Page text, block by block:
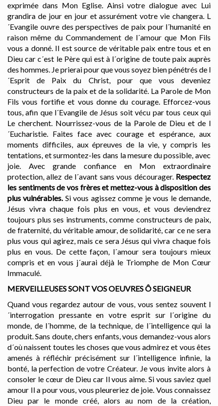
exprimée dans Mon Eglise. Ainsi votre dialogue avec Lui
grandira de jour en jour et assurément votre vie changera. L
´Evangile ouvre des perspectives de paix pour l´humanité en
raison même du Commandement de l´amour que Mon Fils
vous a donné. Il est source de véritable paix entre tous et en
Dieu car c´est le Père qui est à l´origine de toute paix auprès
des hommes. Je prierai pour que vous soyez bien pénétrés de l
´Esprit de Paix du Christ, pour que vous deveniez
constructeurs de la paix et de la solidarité. La Parole de Mon
Fils vous fortifie et vous donne du courage. Efforcez-vous
tous, afin que l´Evangile de Jésus soit vécu par tous ceux qui
Le cherchent. Nourrissez-vous de la Parole de Dieu et de l
´Eucharistie. Faites face avec courage et espérance, aux
moments difficiles, aux épreuves de la vie, y compris les
tentations, et surmontez-les dans la mesure du possible, avec
joie. Avec grande confiance en Mon extraordinaire
protection, allez de l´avant sans vous décourager. Respectez
les sentiments de vos frères et mettez-vous à disposition des
plus vulnérables.Si vous agissez comme je vous le demande,
Jésus vivra chaque fois plus en vous, et vous deviendrez
toujours plus ses instruments, comme constructeurs de paix,
de fraternité, du véritable amour, de solidarité, car ce ne sera
plus vous qui agirez, mais ce sera Jésus qui vivra chaque fois
plus en vous. De cette façon, l´amour sera toujours mieux
compris et en vous j´aurai déjà le Triomphe de Mon Cœur
Immaculé.
MERVEILLEUSES SONT VOS OEUVRES Ô SEIGNEUR
Quand vous regardez autour de vous, vous sentez souvent l
´interrogation pressante en votre esprit sur l´origine du
monde, de l´homme, de la technique, de l´intelligence qui la
produit. Sans doute, chers enfants, vous demandez-vous alors
d´où naissent toutes les choses que vous admirez et vous êtes
amenés à réfléchir précisément sur l´intelligence infinie, la
bonté, la perfection de votre Créateur. Je vous invite alors à
consoler le cœur de Dieu car Il vous aime. Si vous saviez quel
amour Il a pour vous, vous pleureriez de joie. Vous connaissez
Dieu par le monde créé, alors au nom de la création,